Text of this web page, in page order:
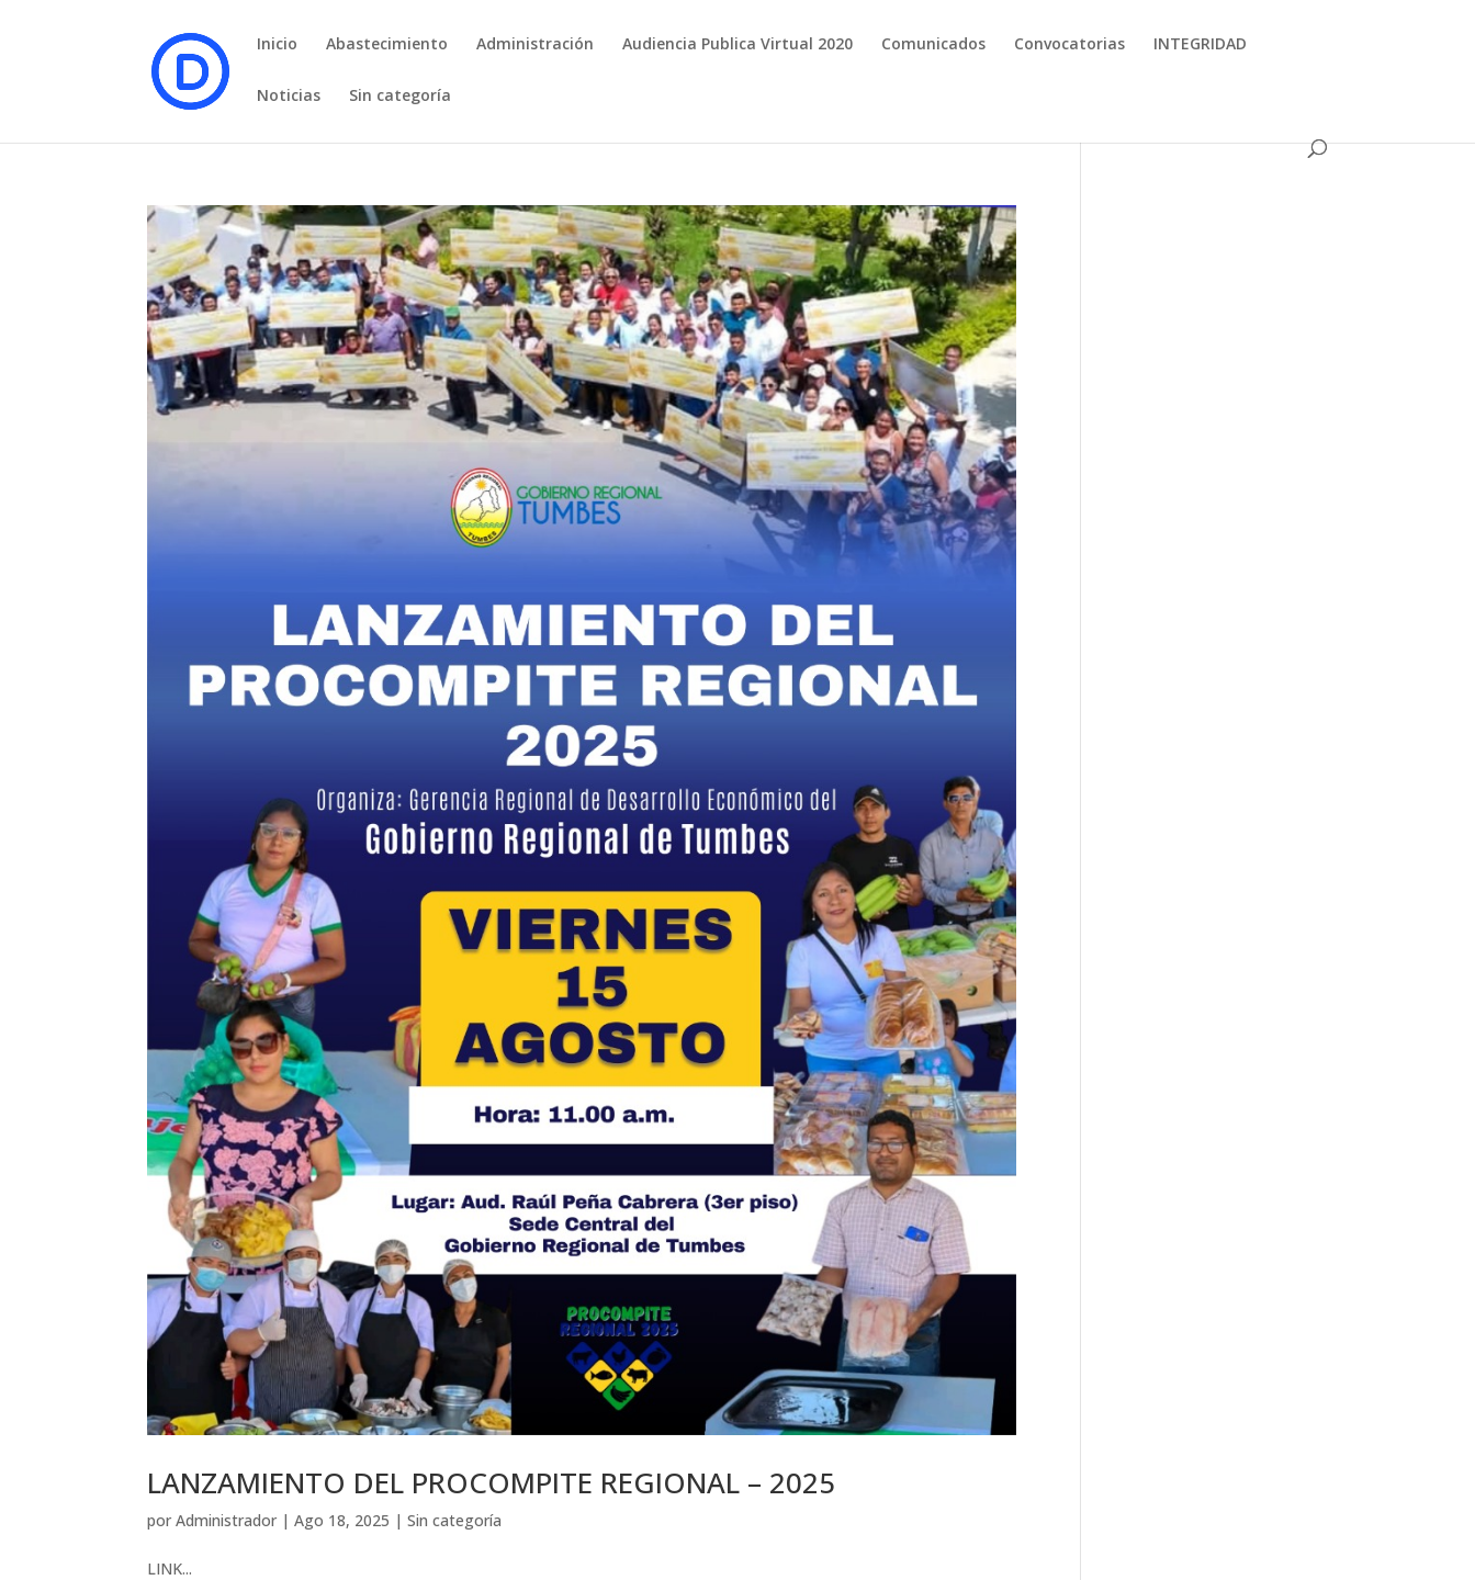
Inicio Abastecimiento Administración Audiencia Publica Virtual 2020 Comunicados Convocatorias INTEGRIDAD
Noticias Sin categoría
LANZAMIENTO DEL PROCOMPITE REGIONAL – 2025
porAdministrador |Ago 18, 2025 |Sin categoría
LINK...